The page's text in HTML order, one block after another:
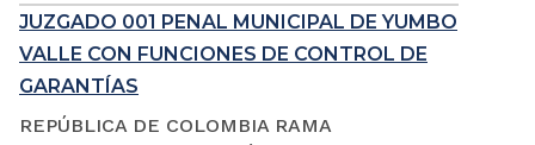
JUZGADO 001 PENAL MUNICIPAL DE YUMBO
VALLE CON FUNCIONES DE CONTROL DE
GARANTÍAS
REPÚBLICA DE COLOMBIA RAMA